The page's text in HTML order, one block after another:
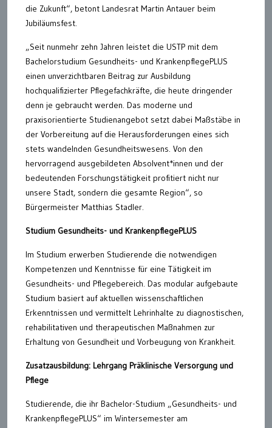
die Zukunft“, betont Landesrat Martin Antauer beim
Jubiläumsfest.
„Seit nunmehr zehn Jahren leistet die USTP mit dem
Bachelorstudium Gesundheits- und KrankenpflegePLUS
einen unverzichtbaren Beitrag zur Ausbildung
hochqualifizierter Pflegefachkräfte, die heute dringender
denn je gebraucht werden. Das moderne und
praxisorientierte Studienangebot setzt dabei Maßstäbe in
der Vorbereitung auf die Herausforderungen eines sich
stets wandelnden Gesundheitswesens. Von den
hervorragend ausgebildeten Absolvent*innen und der
bedeutenden Forschungstätigkeit profitiert nicht nur
unsere Stadt, sondern die gesamte Region“, so
Bürgermeister Matthias Stadler.
Studium Gesundheits- und KrankenpflegePLUS
Im Studium erwerben Studierende die notwendigen
Kompetenzen und Kenntnisse für eine Tätigkeit im
Gesundheits- und Pflegebereich. Das modular aufgebaute
Studium basiert auf aktuellen wissenschaftlichen
Erkenntnissen und vermittelt Lehrinhalte zu diagnostischen,
rehabilitativen und therapeutischen Maßnahmen zur
Erhaltung von Gesundheit und Vorbeugung von Krankheit.
Zusatzausbildung: Lehrgang Präklinische Versorgung und
Pflege
Studierende, die ihr Bachelor-Studium „Gesundheits- und
KrankenpflegePLUS“ im Wintersemester am